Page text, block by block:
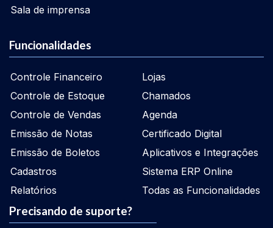
Sala de imprensa
Funcionalidades
Controle Financeiro
Controle de Estoque
Controle de Vendas
Emissão de Notas
Emissão de Boletos
Cadastros
Relatórios
Lojas
Chamados
Agenda
Certificado Digital
Aplicativos e Integrações
Sistema ERP Online
Todas as Funcionalidades
Precisando de suporte?